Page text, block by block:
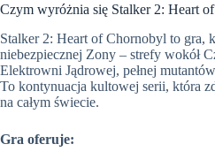
Czym wyróżnia się Stalker 2: Heart
Stalker 2: Heart of Chornobyl to gra,
niebezpiecznej Zony – strefy wokół
Elektrowni Jądrowej, pełnej
To kontynuacja kultowej serii, która
na całym świecie.
Gra oferuje: